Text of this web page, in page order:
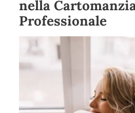
nella
Professionale